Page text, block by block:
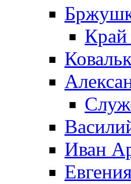
Иван